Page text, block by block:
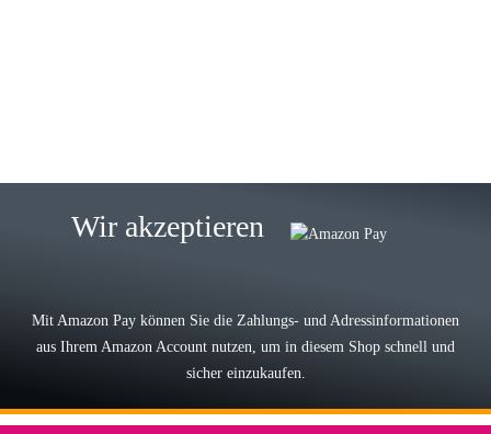
Lieferung, man kann bedenkenlos
Der Koffer macht einen sehr soliden
Wir akzeptieren
Mit Amazon Pay können Sie die Zahlungs- und Adressinformationen
aus Ihrem Amazon Account nutzen, um in diesem Shop schnell und
sicher einzukaufen.